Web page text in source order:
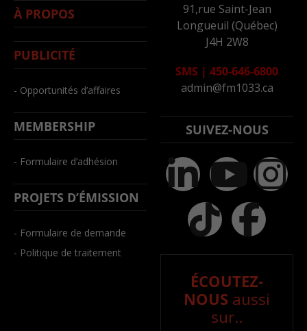
À PROPOS
PUBLICITÉ
- Opportunités d’affaires
MEMBERSHIP
- Formulaire d’adhésion
PROJETS D’ÉMISSION
- Formulaire de demande
- Politique de traitement
91,rue Saint-Jean
Longueuil (Québec)
J4H 2W8
SMS | 450-646-6800
admin@fm1033.ca
SUIVEZ-NOUS
ÉCOUTEZ-
NOUS aussi
sur..